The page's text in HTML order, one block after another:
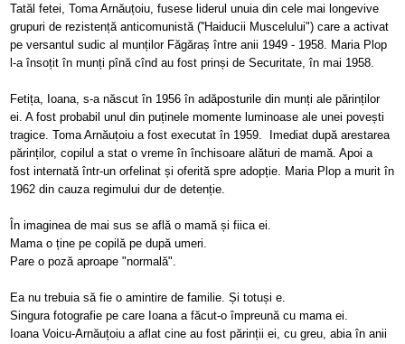
Tatăl fetei, Toma Arnăuțoiu, fusese liderul unuia din cele mai longevive
grupuri de rezistență anticomunistă (''Haiducii Muscelului") care a activat
pe versantul sudic al munților Făgăraș între anii 1949 - 1958. Maria Plop
l-a însoțit în munți pînă cînd au fost prinși de Securitate, în mai 1958.
Fetița, Ioana, s-a născut în 1956 în adăposturile din munți ale părinților
ei. A fost probabil unul din puținele momente luminoase ale unei povești
tragice. Toma Arnăuțoiu a fost executat în 1959. Imediat după arestarea
părinților, copilul a stat o vreme în închisoare alături de mamă. Apoi a
fost internată într-un orfelinat și oferită spre adopție. Maria Plop a murit în
1962 din cauza regimului dur de detenție.
În imaginea de mai sus se află o mamă și fiica ei.
Mama o ține pe copilă pe după umeri.
Pare o poză aproape "normală".
Ea nu trebuia să fie o amintire de familie. Și totuși e.
Singura fotografie pe care Ioana a făcut-o împreună cu mama ei.
Ioana Voicu-Arnăuțoiu a aflat cine au fost părinții ei, cu greu, abia în anii